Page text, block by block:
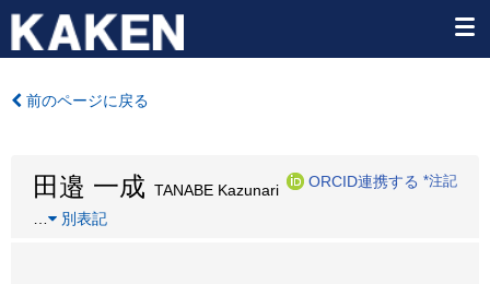
前のページに戻る
田邉 一成 TANABE Kazunari
ORCID連携する *注記
別表記